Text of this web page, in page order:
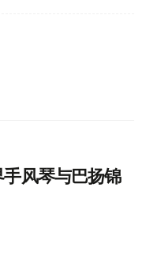
风琴与巴扬锦